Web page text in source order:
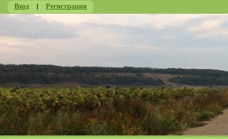
Вход | Регистрация